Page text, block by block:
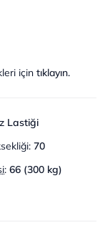
için tıklayın.
Lastiği
: 70
: 66 (300 kg)